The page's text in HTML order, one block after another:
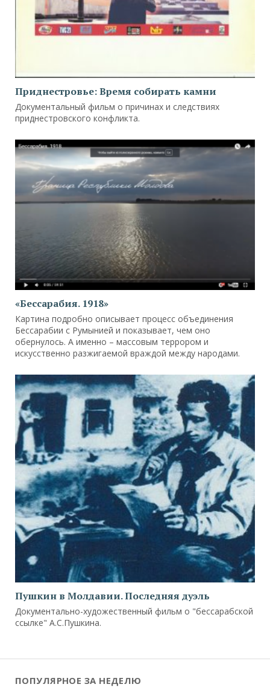
Приднестровье: Время собирать камни
Документальный фильм о причинах и следствиях
приднестровского конфликта.
«Бессарабия. 1918»
Картина подробно описывает процесс объединения
Бессарабии с Румынией и показывает, чем оно
обернулось. А именно – массовым террором и
искусственно разжигаемой враждой между народами.
Пушкин в Молдавии. Последняя дуэль
Документально-художественный фильм о "бессарабской
ссылке" А.С.Пушкина.
ПОПУЛЯРНОЕ ЗА НЕДЕЛЮ